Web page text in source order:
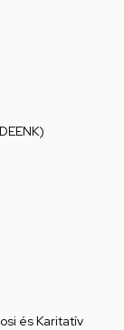
és Karitatív